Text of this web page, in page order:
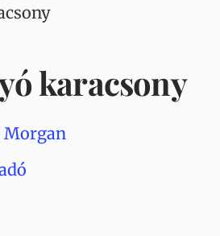
karacsony
Morgan